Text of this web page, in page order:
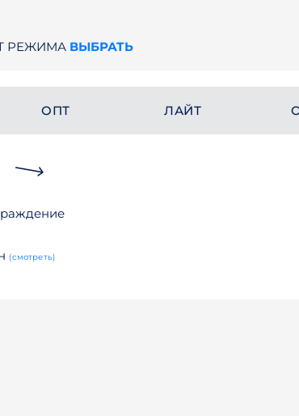
РЕЖИМА ВЫБРАТЬ
ОПТ ЛАЙТ
(смотреть)